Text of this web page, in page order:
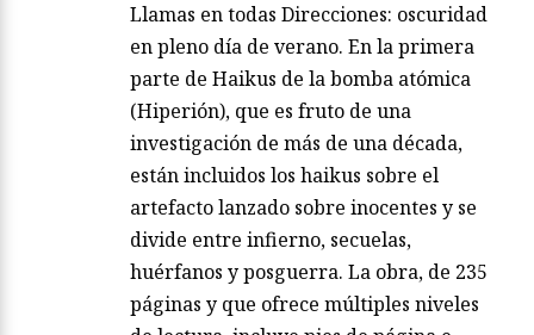
Llamas en todas Direcciones: oscuridad
en pleno día de verano. En la primera
parte de Haikus de la bomba atómica
(Hiperión), que es fruto de una
investigación de más de una década,
están incluidos los haikus sobre el
artefacto lanzado sobre inocentes y se
divide entre infierno, secuelas,
huérfanos y posguerra. La obra, de 235
páginas y que ofrece múltiples niveles